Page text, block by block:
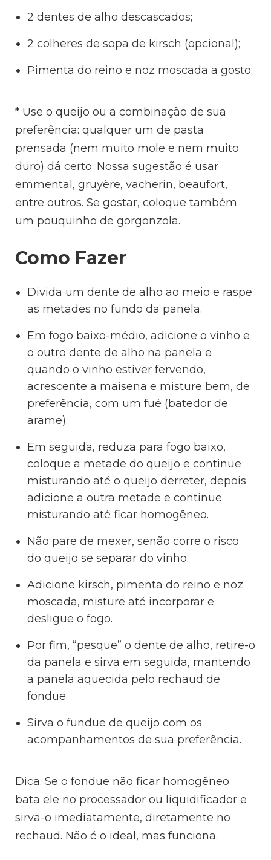
2 dentes de alho descascados;
2 colheres de sopa de kirsch (opcional);
Pimenta do reino e noz moscada a gosto;
* Use o queijo ou a combinação de sua
preferência: qualquer um de pasta
prensada (nem muito mole e nem muito
duro) dá certo. Nossa sugestão é usar
emmental, gruyère, vacherin, beaufort,
entre outros. Se gostar, coloque também
um pouquinho de gorgonzola.
Como Fazer
Divida um dente de alho ao meio e raspe
as metades no fundo da panela.
Em fogo baixo-médio, adicione o vinho e
o outro dente de alho na panela e
quando o vinho estiver fervendo,
acrescente a maisena e misture bem, de
preferência, com um fué (batedor de
arame).
Em seguida, reduza para fogo baixo,
coloque a metade do queijo e continue
misturando até o queijo derreter, depois
adicione a outra metade e continue
misturando até ficar homogêneo.
Não pare de mexer, senão corre o risco
do queijo se separar do vinho.
Adicione kirsch, pimenta do reino e noz
moscada, misture até incorporar e
desligue o fogo.
Por fim, “pesque” o dente de alho, retire-o
da panela e sirva em seguida, mantendo
a panela aquecida pelo rechaud de
fondue.
Sirva o fundue de queijo com os
acompanhamentos de sua preferência.
Dica: Se o fondue não ficar homogêneo
bata ele no processador ou liquidificador e
sirva-o imediatamente, diretamente no
rechaud. Não é o ideal, mas funciona.